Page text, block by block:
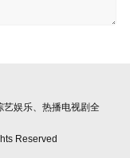
艺娱乐、热播电视剧全
Reserved